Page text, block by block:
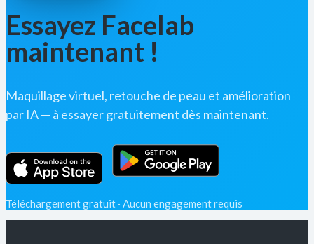
Essayez Facelab
maintenant !
Maquillage virtuel, retouche de peau et amélioration
par IA — à essayer gratuitement dès maintenant.
Téléchargement gratuit · Aucun engagement requis